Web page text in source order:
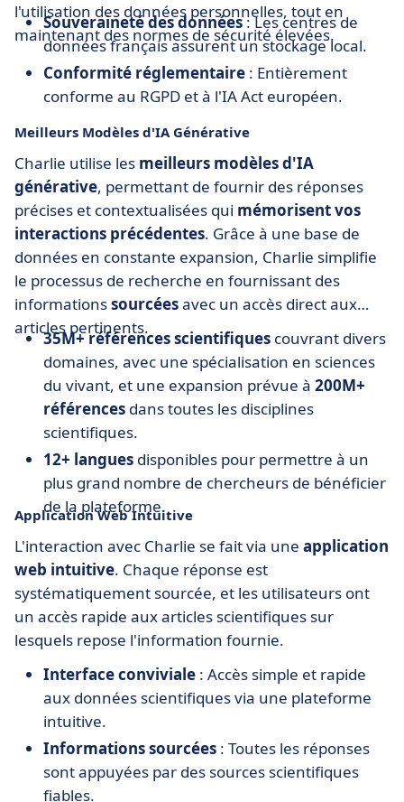
l'utilisation des données personnelles, tout en
maintenant des normes de sécurité élevées.
Souveraineté des données: Les centres de
données français assurent un stockage local.
Conformité réglementaire : Entièrement
conforme au RGPD et à l'IA Act européen.
Meilleurs Modèles d'IA Générative
Charlie utilise les meilleurs modèles d'IA
générative, permettant de fournir des réponses
précises et contextualisées qui mémorisent vos
interactions précédentes. Grâce à une base de
données en constante expansion, Charlie simplifie
le processus de recherche en fournissant des
informationssourcéesavec un accès direct aux
articles pertinents.
35M+ références scientifiques couvrant divers
domaines, avec une spécialisation en sciences
du vivant, et une expansion prévue à 200M+
références dans toutes les disciplines
scientifiques.
12+ langues disponibles pour permettre à un
plus grand nombre de chercheurs de bénéficier
de la plateforme.
Application Web Intuitive
L'interaction avec Charlie se fait via une application
web intuitive. Chaque réponse est
systématiquement sourcée, et les utilisateurs ont
un accès rapide aux articles scientifiques sur
lesquels repose l'information fournie.
Interface conviviale : Accès simple et rapide
aux données scientifiques via une plateforme
intuitive.
Informations sourcées : Toutes les réponses
sont appuyées par des sources scientifiques
fiables.